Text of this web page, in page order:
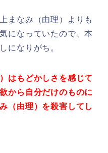
まなみ（由理）よりも
になっていたので、本
になりがち。
はもどかしさを感じて
から自分だけのものに
（由理）を殺害してし